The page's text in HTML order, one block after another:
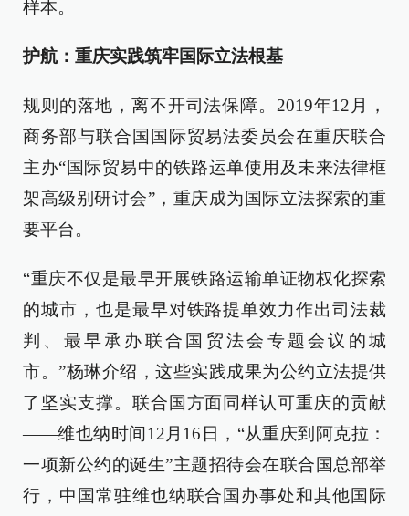
样本。
护航：重庆实践筑牢国际立法根基
规则的落地，离不开司法保障。2019年12月，
商务部与联合国国际贸易法委员会在重庆联合
主办“国际贸易中的铁路运单使用及未来法律框
架高级别研讨会”，重庆成为国际立法探索的重
要平台。
“重庆不仅是最早开展铁路运输单证物权化探索
的城市，也是最早对铁路提单效力作出司法裁
判、最早承办联合国贸法会专题会议的城
市。”杨琳介绍，这些实践成果为公约立法提供
了坚实支撑。联合国方面同样认可重庆的贡献
——维也纳时间12月16日，“从重庆到阿克拉：
一项新公约的诞生”主题招待会在联合国总部举
行，中国常驻维也纳联合国办事处和其他国际